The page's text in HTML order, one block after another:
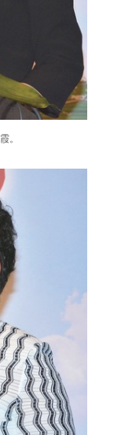
霞。